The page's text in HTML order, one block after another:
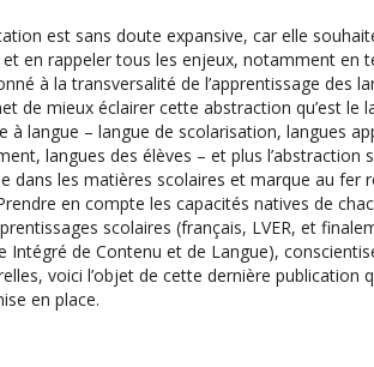
est sans doute expansive, car elle
en rappeler tous les enjeux, notamment en
à la transversalité de l’apprentissage des
de mieux éclairer cette abstraction qu’est le
à langue – langue de scolarisation, langues
langues des élèves – et plus
dans les matières scolaires et marque au fer
en compte les capacités natives de
scolaires (français, LVER, et
Intégré de Contenu et de Langue),
voici l’objet de cette dernière publication
en place.